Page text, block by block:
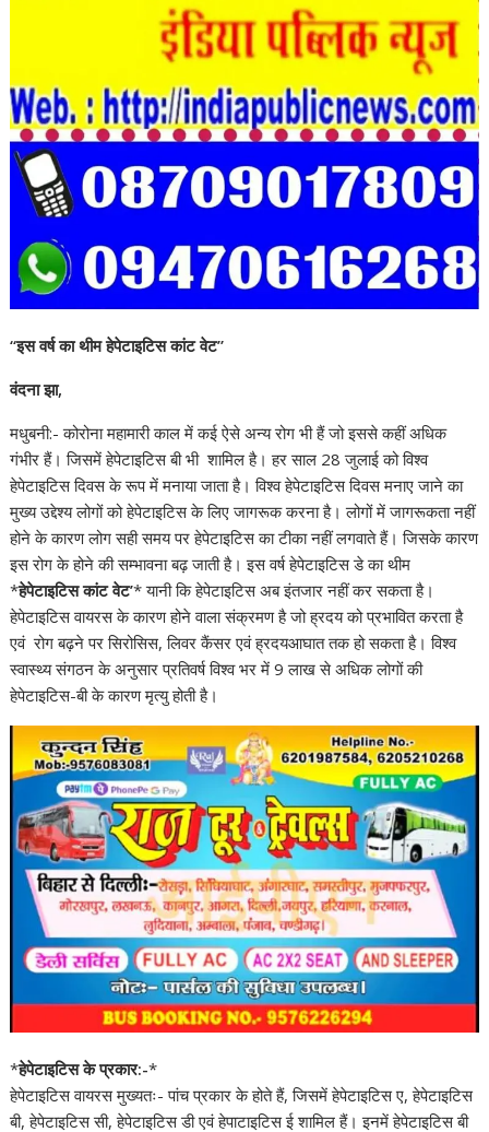
“इस वर्ष का थीम हेपेटाइटिस कांट वेट”
वंदना झा,
मधुबनी:- कोरोना महामारी काल में कई ऐसे अन्य रोग भी हैं जो इससे कहीं अधिक
गंभीर हैं। जिसमें हेपेटाइटिस बी भी शामिल है। हर साल 28 जुलाई को विश्व
हेपेटाइटिस दिवस के रूप में मनाया जाता है। विश्व हेपेटाइटिस दिवस मनाए जाने का
मुख्य उद्देश्य लोगों को हेपेटाइटिस के लिए जागरूक करना है। लोगों में जागरूकता नहीं
होने के कारण लोग सही समय पर हेपेटाइटिस का टीका नहीं लगवाते हैं। जिसके कारण
इस रोग के होने की सम्भावना बढ़ जाती है। इस वर्ष हेपेटाइटिस डे का थीम
*हेपेटाइटिस कांट वेट’* यानी कि हेपेटाइटिस अब इंतजार नहीं कर सकता है।
हेपेटाइटिस वायरस के कारण होने वाला संक्रमण है जो ह्रदय को प्रभावित करता है
एवं रोग बढ़ने पर सिरोसिस, लिवर कैंसर एवं ह्रदयआघात तक हो सकता है। विश्व
स्वास्थ्य संगठन के अनुसार प्रतिवर्ष विश्व भर में 9 लाख से अधिक लोगों की
हेपेटाइटिस-बी के कारण मृत्यु होती है।
*हेपेटाइटिस के प्रकार:-*
हेपेटाइटिस वायरस मुख्यतः- पांच प्रकार के होते हैं, जिसमें हेपेटाइटिस ए, हेपेटाइटिस
बी, हेपेटाइटिस सी, हेपेटाइटिस डी एवं हेपाटाइटिस ई शामिल हैं। इनमें हेपेटाइटिस बी